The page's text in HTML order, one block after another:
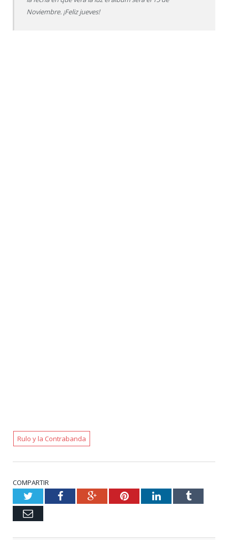
Noviembre. ¡Feliz jueves!
Rulo y la Contrabanda
COMPARTIR
TwitterFacebookGoogle+PinterestLinkedInTumblr
Email